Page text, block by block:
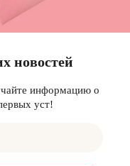
новостей
информацию о
уст!